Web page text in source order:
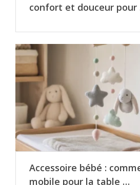
confort et douceur pour
Accessoire bébé :
mobile pour la table …